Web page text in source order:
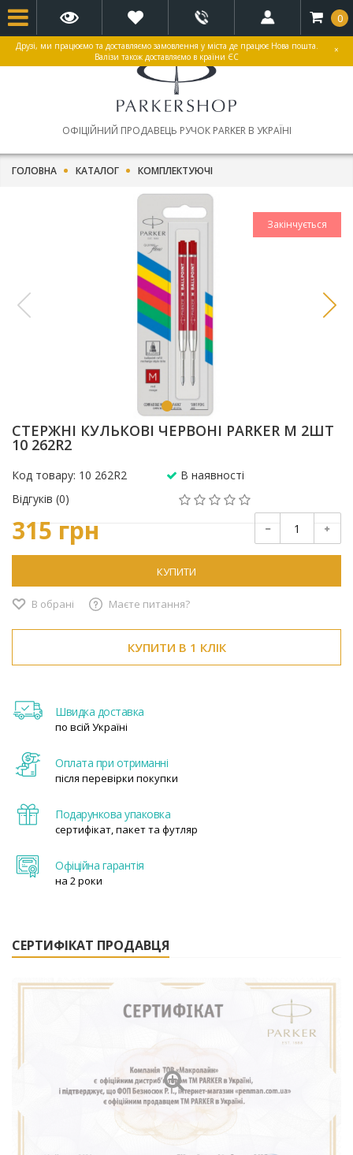
Друзі, ми працюємо та доставляємо замовлення у міста де працює Нова пошта.
Валізи також доставляємо в країни ЄС
×
ОФІЦІЙНИЙ ПРОДАВЕЦЬ РУЧОК PARKER В УКРАЇНІ
0
ГОЛОВНА КАТАЛОГ КОМПЛЕКТУЮЧІ
Закінчується
СТЕРЖНІ КУЛЬКОВІ ЧЕРВОНІ PARKER M 2ШТ
10 262R2
Код товару: 10 262R2
В наявності
Відгуків (0)
315 грн
КУПИТИ
В обрані Маєте питання?
КУПИТИ В 1 КЛІК
Швидка доставка
по всій Україні
Оплата при отриманні
після перевірки покупки
Подарункова упаковка
сертифікат, пакет та футляр
Офіційна гарантія
на 2 роки
СЕРТИФІКАТ ПРОДАВЦЯ